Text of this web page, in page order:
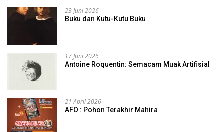
23 Juni 2026
Buku dan Kutu-Kutu Buku
17 Juni 2026
Antoine Roquentin: Semacam Muak Artifisial
21 April 2026
AFO : Pohon Terakhir Mahira